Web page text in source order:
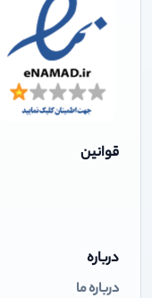
قوانین
درباره
درباره ما